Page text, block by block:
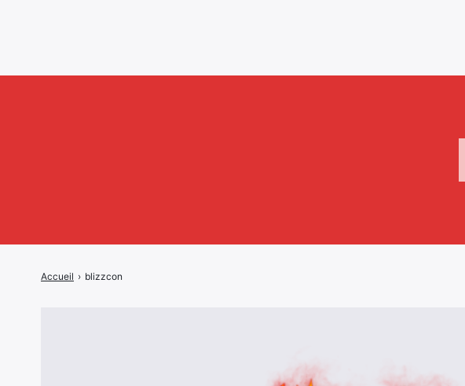
Accueil › blizzcon